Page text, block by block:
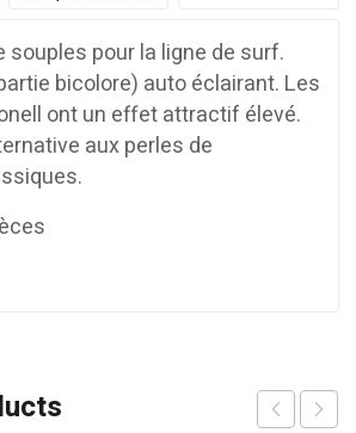
souples pour la ligne de surf.
bicolore) auto éclairant. Les
ont un effet attractif élevé.
aux perles de